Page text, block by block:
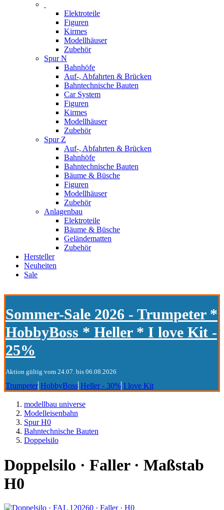
Elektroteile
Figuren
Kirmes
Modellhäuser
Zubehör
Spur N
Bahnhöfe
Auf-, Abfahrten & Brücken
Bahntechnische Bauten
Car System
Figuren
Kirmes
Modellhäuser
Zubehör
Spur Z
Auf-, Abfahrten & Brücken
Bahnhöfe
Bahntechnische Bauten
Bäume & Büsche
Figuren
Modellhäuser
Zubehör
Anlagenbau
Elektroteile
Bäume & Büsche
Geländematten
Zubehör
Hersteller
Neuheiten
Sale
Sommer-Sale 2026 - Trumpeter *
HobbyBoss * Heller * I love Kit -
25%
Aktion gültig vom 24.07. bis 06.08.2026
Trumpeter HobbyBoss Heller - 30% I love Kit
modellbau universe
Modelleisenbahn
Spur H0
Bahntechnische Bauten
Doppelsilo
Doppelsilo · Faller · Maßstab
H0